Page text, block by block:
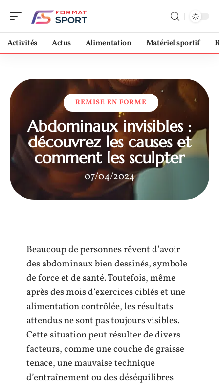
Activités Actus Alimentation Matériel sportif
REMISE EN FORME
Abdominaux invisibles :
découvrez les causes et
comment les sculpter
07/04/2024
Beaucoup de personnes rêvent d’avoir
des abdominaux bien dessinés, symbole
de force et de santé. Toutefois, même
après des mois d’exercices ciblés et une
alimentation contrôlée, les résultats
attendus ne sont pas toujours visibles.
Cette situation peut résulter de divers
facteurs, comme une couche de graisse
tenace, une mauvaise technique
d’entraînement ou des déséquilibres